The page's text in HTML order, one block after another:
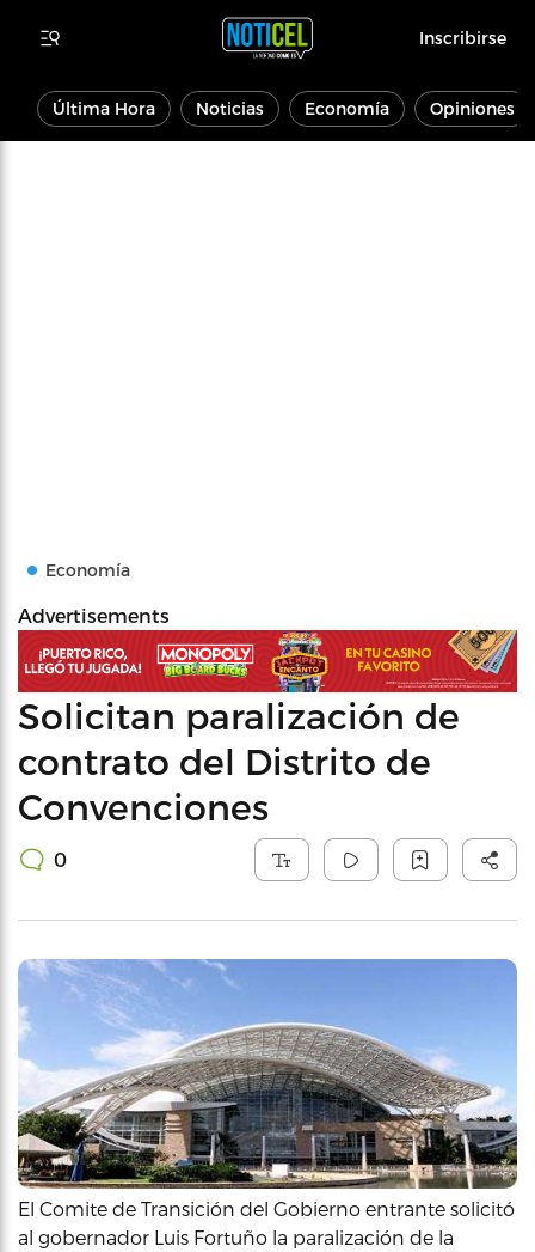
Inscribirse
Última Hora Noticias Economía Opiniones
Economía
Advertisements
Solicitan paralización de
contrato del Distrito de
Convenciones
0
El Comite de Transición del Gobierno entrante solicitó
al gobernador Luis Fortuño la paralización de la